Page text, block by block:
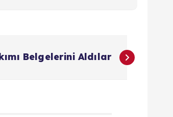
Belgelerini Aldılar